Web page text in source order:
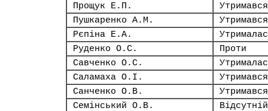
Прощук Е.П.
Утримався
Пушкаренко А.М.
Утримався
Рєпіна Е.А.
Руденко О.С.
Проти
Савченко О.С.
Саламаха О.І.
Утримався
Санченко О.В.
Утримався
Семінський О.В.
Відсутній